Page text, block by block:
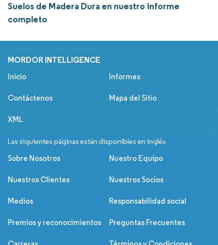
Suelos de Madera Dura en nuestro informe
completo
MORDOR INTELLIGENCE
Inicio Informes
Contáctenos Mapa del Sitio
XML
Las siguientes páginas están disponibles en inglés
Sobre Nosotros Nuestro Equipo
Nuestros Clientes Nuestros Socios
Medios Responsabilidad social
Premios y reconocimientos Preguntas Frecuentes